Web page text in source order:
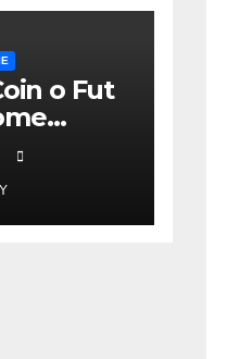
o Fut
online